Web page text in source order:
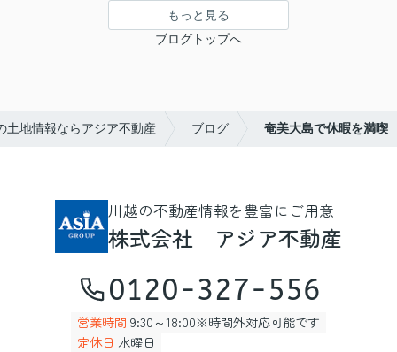
もっと見る
ブログトップへ
土地情報ならアジア不動産 ブログ 奄美大島で休暇を満喫
川越の不動産情報を豊富にご用意
株式会社 アジア不動産
0120-327-556
営業時間 9:30～18:00※時間外対応可能です
定休日 水曜日